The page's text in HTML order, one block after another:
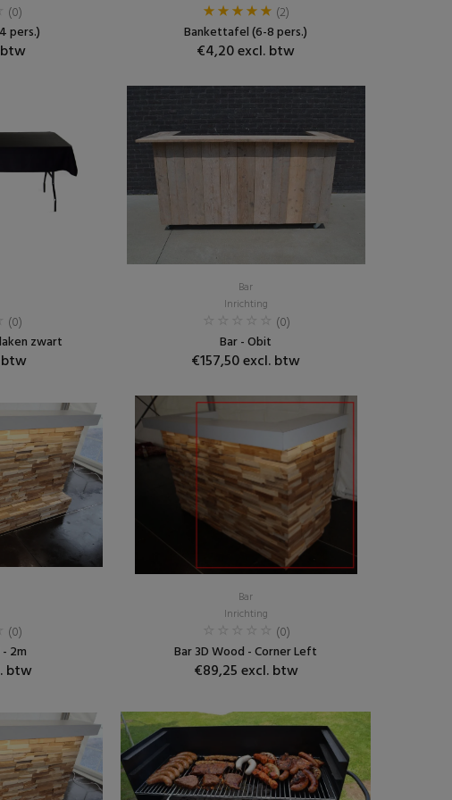
(0)
pers.)
(2)
Bankettafel (6-8 pers.)
€4,20 excl. btw
(0)
zwart
btw
Bar
Inrichting
(0)
Bar - Obit
€157,50 excl. btw
(0)
2m
btw
Bar
Inrichting
(0)
Bar 3D Wood - Corner Left
€89,25 excl. btw